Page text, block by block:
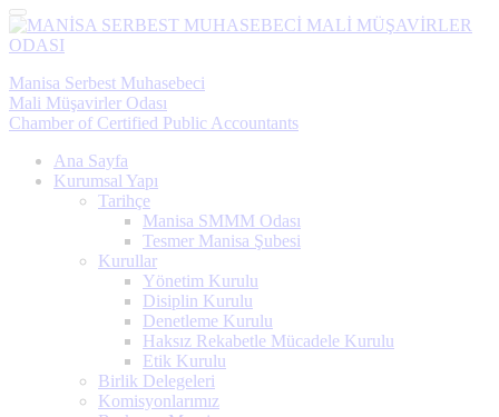
Menü
Manisa Serbest Muhasebeci
Mali Müşavirler Odası
Chamber of Certified Public Accountants
Ana Sayfa
Kurumsal Yapı
Tarihçe
Manisa SMMM Odası
Tesmer Manisa Şubesi
Kurullar
Yönetim Kurulu
Disiplin Kurulu
Denetleme Kurulu
Haksız Rekabetle Mücadele Kurulu
Etik Kurulu
Birlik Delegeleri
Komisyonlarımız